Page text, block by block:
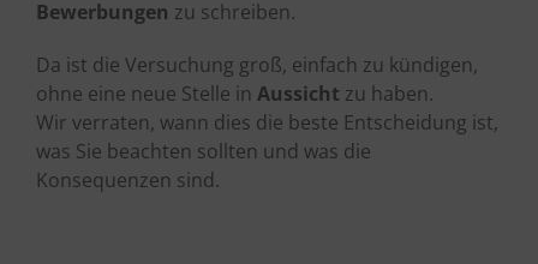
Bewerbungen zu schreiben.
Da ist die Versuchung groß, einfach zu kündigen,
ohne eine neue Stelle in Aussicht zu haben.
Wir verraten, wann dies die beste Entscheidung ist,
was Sie beachten sollten und was die
Konsequenzen sind.